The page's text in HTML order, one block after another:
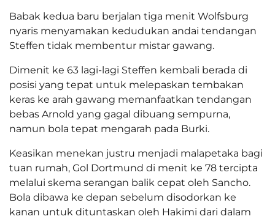
Babak kedua baru berjalan tiga menit Wolfsburg
nyaris menyamakan kedudukan andai tendangan
Steffen tidak membentur mistar gawang.
Dimenit ke 63 lagi-lagi Steffen kembali berada di
posisi yang tepat untuk melepaskan tembakan
keras ke arah gawang memanfaatkan tendangan
bebas Arnold yang gagal dibuang sempurna,
namun bola tepat mengarah pada Burki.
Keasikan menekan justru menjadi malapetaka bagi
tuan rumah, Gol Dortmund di menit ke 78 tercipta
melalui skema serangan balik cepat oleh Sancho.
Bola dibawa ke depan sebelum disodorkan ke
kanan untuk dituntaskan oleh Hakimi dari dalam